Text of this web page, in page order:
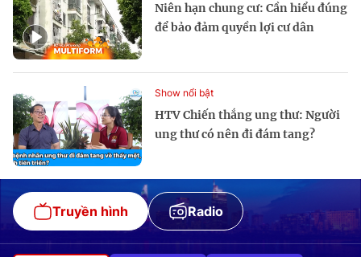
Niên hạn chung cư: Cần hiểu đúng
để bảo đảm quyền lợi cư dân
HTV Chiến thắng ung thư: Người
ung thư có nên đi đám tang?
Show nổi bật
Truyền hình Radio